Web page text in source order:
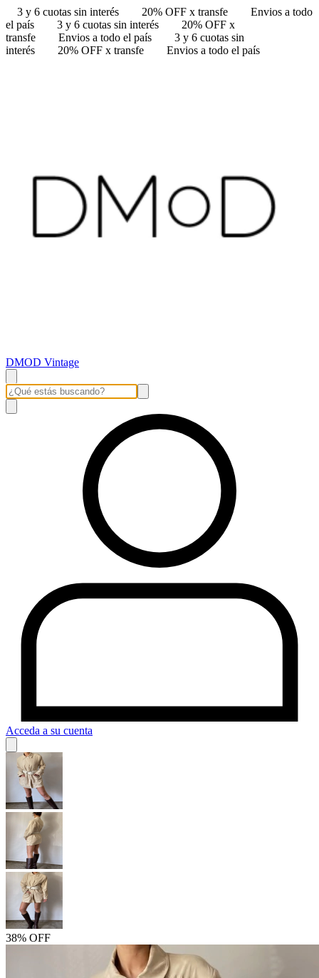
3 y 6 cuotas sin interés 20% OFF x transfe
Envios a todo
el país
3 y 6 cuotas sin interés
20% OFF x
transfe
Envios a todo el país
3 y 6 cuotas sin
interés
20% OFF x transfe Envios a todo el país
DMOD Vintage
Acceda a su cuenta
38% OFF